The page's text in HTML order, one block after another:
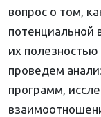
вопрос о том,
потенциальной
их
проведем
программ,